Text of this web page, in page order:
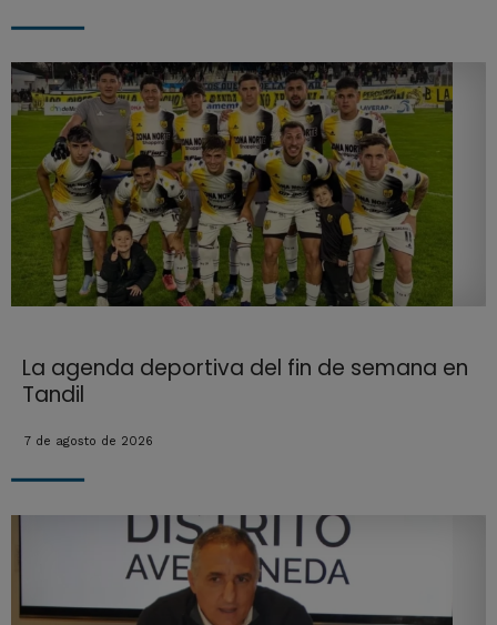
La agenda deportiva del fin de semana en
Tandil
7 de agosto de 2026